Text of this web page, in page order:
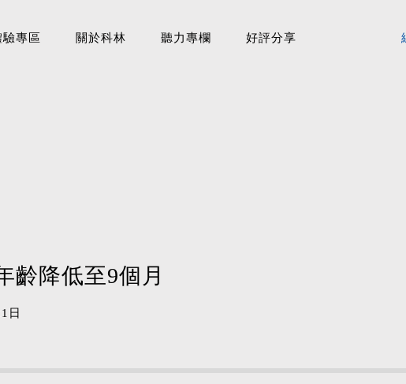
驗專區 關於科林 聽力專欄 好評分享
齡降低至9個月
日